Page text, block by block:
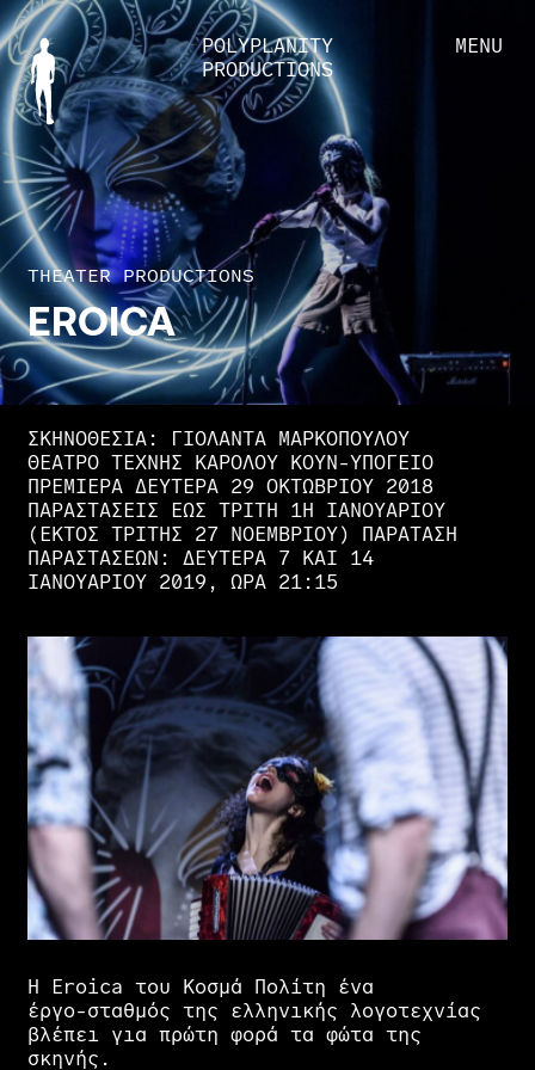
POLYPLANITY
PRODUCTIONS
MENU
THEATER PRODUCTIONS
EROICA
ΣΚΗΝΟΘΕΣΙΑ: ΓΙΟΛΆΝΤΑ ΜΑΡΚΟΠΟΎΛΟΥ
ΘΈΑΤΡΟ ΤΈΧΝΗΣ ΚΆΡΟΛΟΥ ΚΟΥΝ-ΥΠΌΓΕΙΟ
ΠΡΕΜΙΈΡΑ ΔΕΥΤΈΡΑ 29 ΟΚΤΩΒΡΊΟΥ 2018
ΠΑΡΑΣΤΆΣΕΙΣ ΈΩΣ ΤΡΊΤΗ 1Η ΙΑΝΟΥΑΡΊΟΥ
(ΕΚΤΌΣ ΤΡΊΤΗΣ 27 ΝΟΕΜΒΡΊΟΥ) ΠΑΡΑΤΑΣΗ
ΠΑΡΑΣΤΑΣΕΩΝ: ΔΕΥΤΈΡΑ 7 ΚΑΙ 14
ΙΑΝΟΥΑΡΊΟΥ 2019, ΏΡΑ 21:15
Η Eroica του Κοσμά Πολίτη ένα
έργο-σταθμός της ελληνικής λογοτεχνίας
βλέπει για πρώτη φορά τα φώτα της
σκηνής.